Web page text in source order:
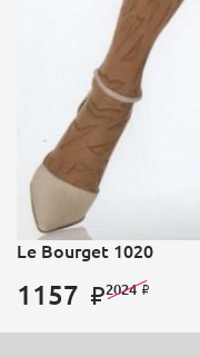
Le Bourget 1020
1157 2024